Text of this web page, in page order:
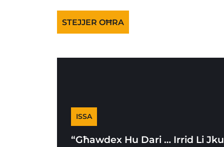
STEJJER OĦRA
ISSA
“Għawdex Hu Dari … Irrid Li